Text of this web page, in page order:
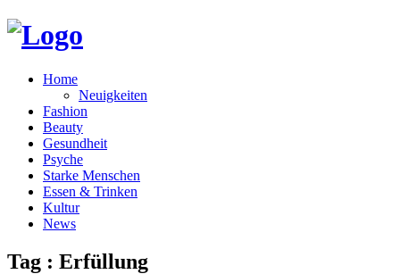
Home
Neuigkeiten
Fashion
Beauty
Gesundheit
Psyche
Starke Menschen
Essen & Trinken
Kultur
News
Tag : Erfüllung